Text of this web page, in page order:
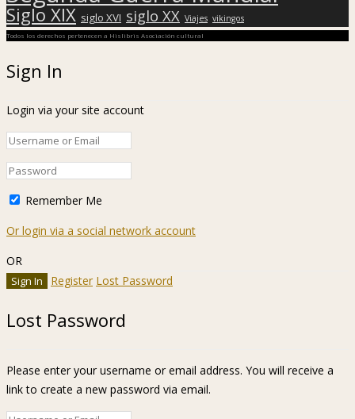
Siglo XIX siglo XVI siglo XX Viajes vikingos
Todos los derechos pertenecen a Hislibris Asociación cultural
Sign In
Login via your site account
Remember Me
Or login via a social network account
OR
Register Lost Password
Lost Password
Please enter your username or email address. You will receive a
link to create a new password via email.